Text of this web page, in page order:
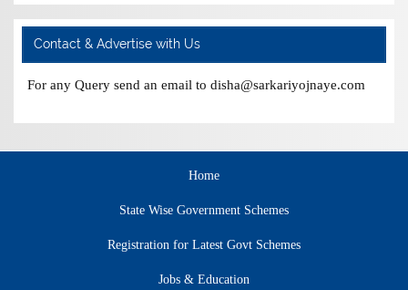
Contact & Advertise with Us
For any Query send an email to disha@sarkariyojnaye.com
Home
State Wise Government Schemes
Registration for Latest Govt Schemes
Jobs & Education